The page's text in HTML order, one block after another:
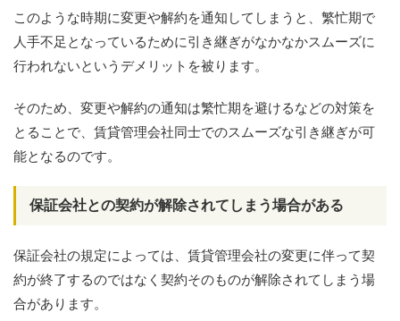
このような時期に変更や解約を通知してしまうと、繁忙期で
人手不足となっているために引き継ぎがなかなかスムーズに
行われないというデメリットを被ります。
そのため、変更や解約の通知は繁忙期を避けるなどの対策を
とることで、賃貸管理会社同士でのスムーズな引き継ぎが可
能となるのです。
保証会社との契約が解除されてしまう場合がある
保証会社の規定によっては、賃貸管理会社の変更に伴って契
約が終了するのではなく契約そのものが解除されてしまう場
合があります。